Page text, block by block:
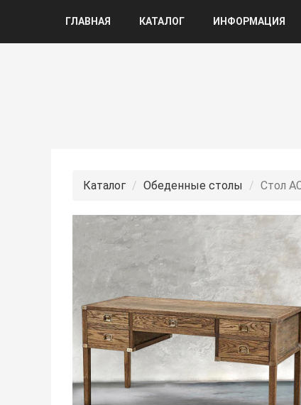
ГЛАВНАЯ КАТАЛОГ ИНФОРМАЦИЯ
Каталог Обеденные столы Стол